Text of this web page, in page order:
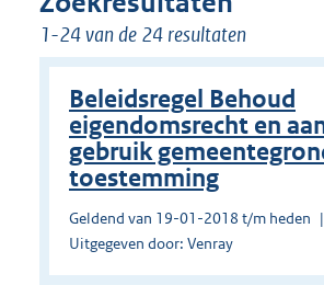
1-24 van de 24 resultaten
Beleidsregel Behoud
eigendomsrecht en
gebruik
toestemming
Geldend van 19-01-2018 t/m heden
Uitgegeven door: Venray